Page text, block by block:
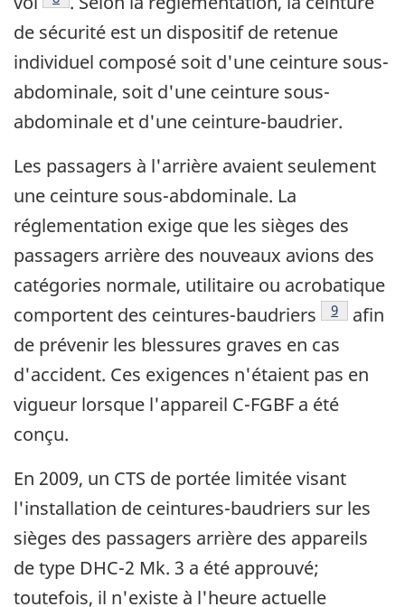
de sécurité est un dispositif de retenue
individuel composé soit d'une ceinture sous-
abdominale, soit d'une ceinture sous-
abdominale et d'une ceinture-baudrier.
Les passagers à l'arrière avaient seulement
une ceinture sous-abdominale. La
réglementation exige que les sièges des
passagers arrière des nouveaux avions des
catégories normale, utilitaire ou acrobatique
comportent des ceintures-baudriers
Note de
9
afin
de prévenir les blessures graves en cas
d'accident. Ces exigences n'étaient pas en
vigueur lorsque l'appareil C-FGBF a été
conçu.
En 2009, un CTS de portée limitée visant
l'installation de ceintures-baudriers sur les
sièges des passagers arrière des appareils
de type DHC-2 Mk. 3 a été approuvé;
toutefois, il n'existe à l'heure actuelle